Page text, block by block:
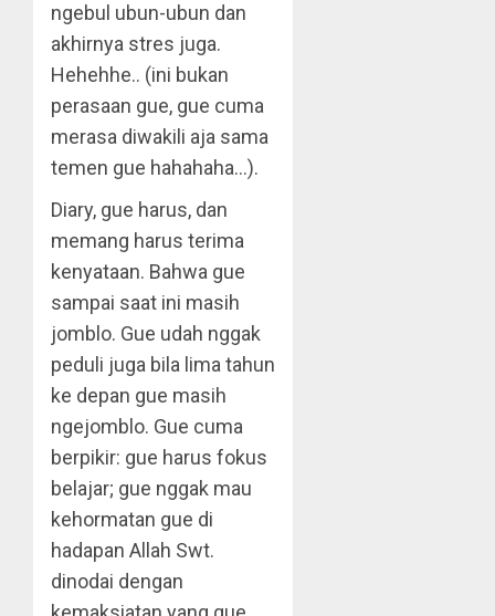
ngebul ubun-ubun dan
akhirnya stres juga.
Hehehhe.. (ini bukan
perasaan gue, gue cuma
merasa diwakili aja sama
temen gue hahahaha…).
Diary, gue harus, dan
memang harus terima
kenyataan. Bahwa gue
sampai saat ini masih
jomblo. Gue udah nggak
peduli juga bila lima tahun
ke depan gue masih
ngejomblo. Gue cuma
berpikir: gue harus fokus
belajar; gue nggak mau
kehormatan gue di
hadapan Allah Swt.
dinodai dengan